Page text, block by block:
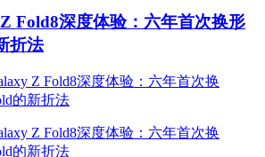
Fold8深度体验：六年首次换形
折法